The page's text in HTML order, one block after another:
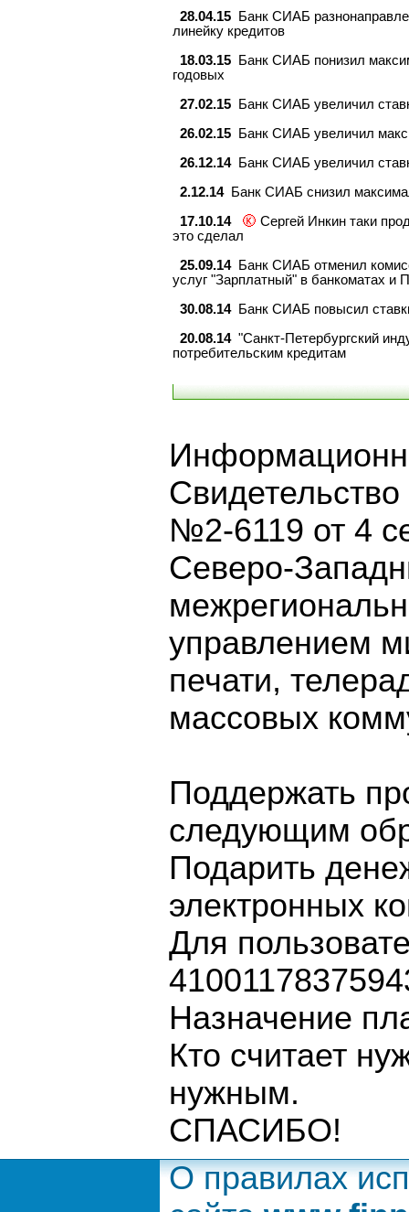
28.04.15
Банк СИАБ
линейку кредитов
18.03.15
Банк СИАБ понизил
годовых
27.02.15
Банк СИАБ увеличил
26.02.15
Банк СИАБ увеличил
26.12.14
Банк СИАБ увеличил
2.12.14
Банк СИАБ снизил
17.10.14
Сергей Инкин таки
это сделал
25.09.14
Банк СИАБ отменил
услуг "Зарплатный" в банкоматах и
30.08.14
Банк СИАБ повысил
20.08.14 "Санкт-Петербургский
потребительским кредитам
№2-6119 от 4
Северо-
управлением
печати,
массовых
Поддержать
следующим
Подарить
электронных
Для
Назначение
Кто считает
нужным.
СПАСИБО!
О правилах